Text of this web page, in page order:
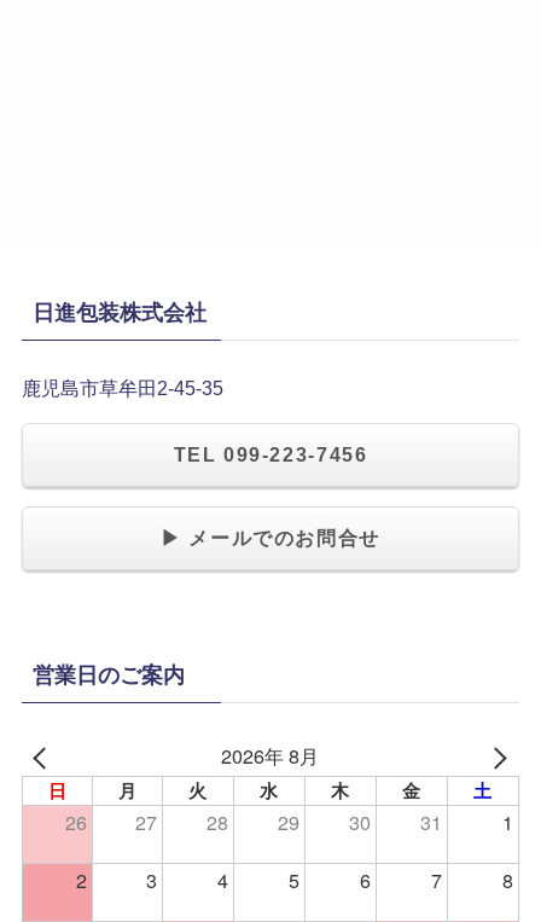
日進包装株式会社
鹿児島市草牟田2-45-35
TEL 099-223-7456
▶ メールでのお問合せ
営業日のご案内
2026年 8月
日 月 火 水 木 金 土
26 27 28 29 30 31
1
2
3 4 5 6 7
8